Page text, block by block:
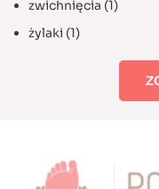
zwichnięcia (1)
żylaki (1)